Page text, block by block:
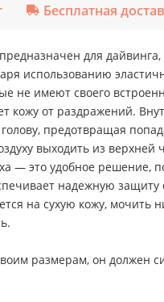
Бесплатная
для
использованию
не имеют своего
кожу от раздражений.
предотвращая
выходить из
— это удобное
надежную
на сухую кожу,
размерам, он должен